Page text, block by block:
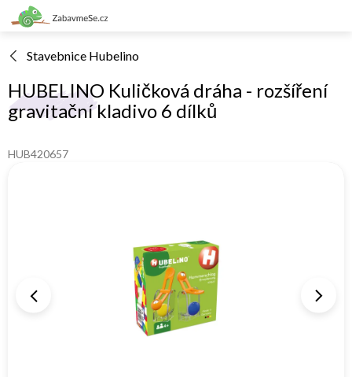
Přejít
na
Stavebnice Hubelino
HUBELINO Kuličková dráha - rozšíření
gravitační kladivo 6 dílků
HUB420657